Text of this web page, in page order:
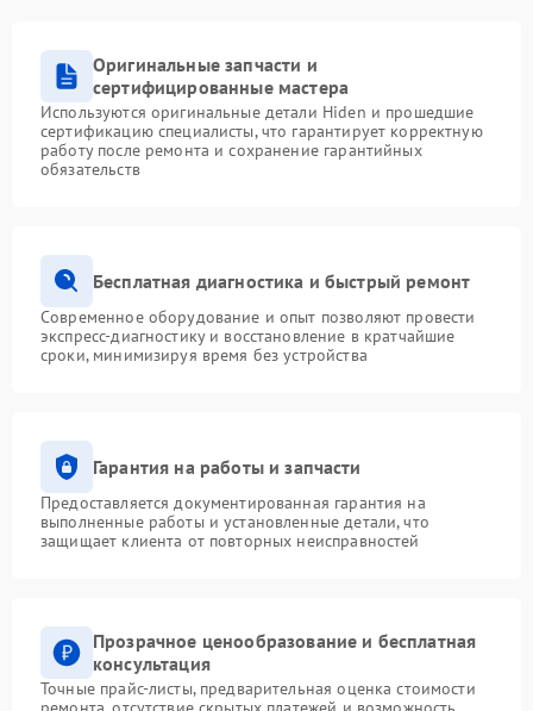
Оригинальные запчасти и
сертифицированные мастера
Используются оригинальные детали Hiden и прошедшие
сертификацию специалисты, что гарантирует корректную
работу после ремонта и сохранение гарантийных
обязательств
Бесплатная диагностика и быстрый ремонт
Современное оборудование и опыт позволяют провести
экспресс-диагностику и восстановление в кратчайшие
сроки, минимизируя время без устройства
Гарантия на работы и запчасти
Предоставляется документированная гарантия на
выполненные работы и установленные детали, что
защищает клиента от повторных неисправностей
Прозрачное ценообразование и бесплатная
консультация
Точные прайс-листы, предварительная оценка стоимости